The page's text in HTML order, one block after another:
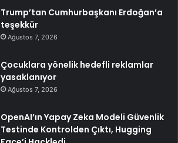
Trump’tan Cumhurbaşkanı Erdoğan’a
teşekkür
Ağustos 7, 2026
Çocuklara yönelik hedefli reklamlar
yasaklanıyor
Ağustos 7, 2026
OpenAI’ın Yapay Zeka Modeli Güvenlik
Testinde Kontrolden Çıktı, Hugging